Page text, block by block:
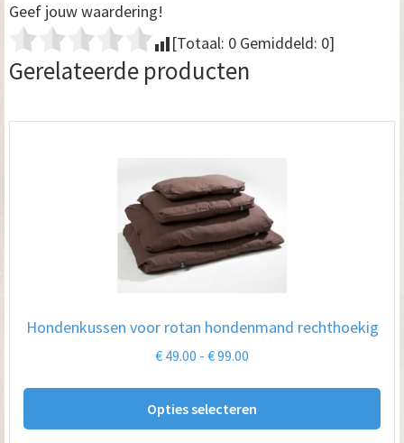
Geef jouw waardering!
[Totaal: 0 Gemiddeld: 0]
Gerelateerde producten
Hondenkussen voor rotan hondenmand rechthoekig
€ 49.00 - €99.00
€ 99.00
Opties selecteren
Dit